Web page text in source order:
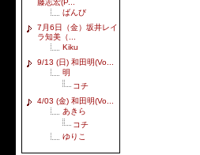
藤志宏(P...
ばんび
7月6日（金）坂井レイ
ラ知美（...
Kiku
9/13 (日) 和田明(Vo...
明
コチ
4/03 (金) 和田明(Vo...
あきら
コチ
ゆりこ